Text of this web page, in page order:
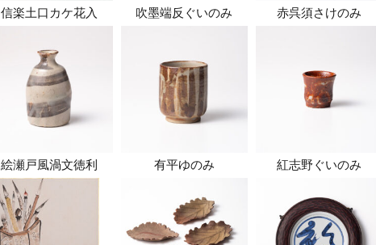
信楽土口カケ花入 吹墨端反ぐいのみ 赤呉須さけのみ
絵瀬戸風渦文徳利 有平ゆのみ 紅志野ぐいのみ